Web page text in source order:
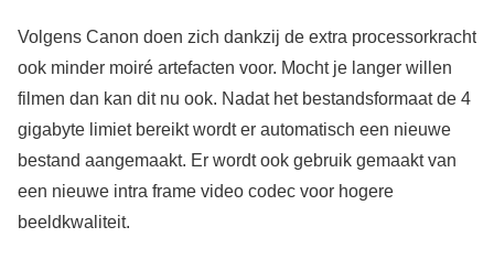
Volgens Canon doen zich dankzij de extra processorkracht
ook minder moiré artefacten voor. Mocht je langer willen
filmen dan kan dit nu ook. Nadat het bestandsformaat de 4
gigabyte limiet bereikt wordt er automatisch een nieuwe
bestand aangemaakt. Er wordt ook gebruik gemaakt van
een nieuwe intra frame video codec voor hogere
beeldkwaliteit.